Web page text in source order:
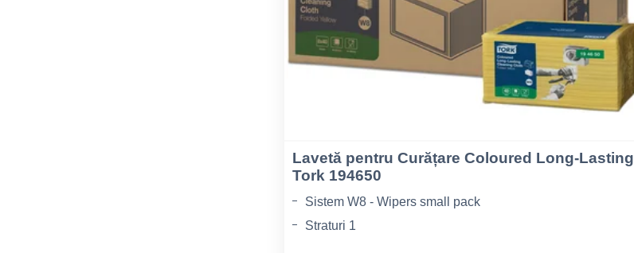
Lavetă pentru Curățare Coloured Long-Lasting
Tork 194650
Sistem W8 - Wipers small pack
Straturi 1